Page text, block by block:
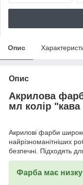
Опис
Опис
Акрилова
мл колір
Акрилові фарби
найрізноманітніших
безпечні. Підходять
Фарба має